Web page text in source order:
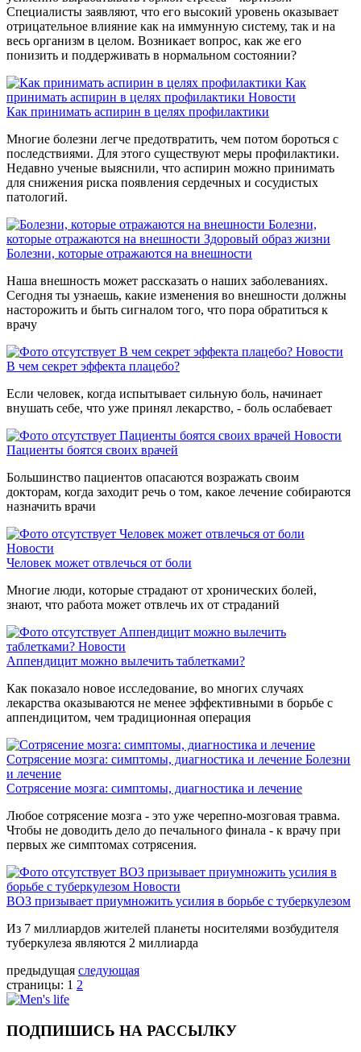
Специалисты заявляют, что его высокий уровень оказывает
отрицательное влияние как на иммунную систему, так и на
весь организм в целом. Возникает вопрос, как же его
понизить и поддерживать в нормальном состоянии?
Как
принимать аспирин в целях профилактики Новости
Как принимать аспирин в целях профилактики
Многие болезни легче предотвратить, чем потом бороться с
последствиями. Для этого существуют меры профилактики.
Недавно ученые выяснили, что аспирин можно принимать
для снижения риска появления сердечных и сосудистых
патологий.
Болезни,
которые отражаются на внешности Здоровый образ жизни
Болезни, которые отражаются на внешности
Наша внешность может рассказать о наших заболеваниях.
Сегодня ты узнаешь, какие изменения во внешности должны
насторожить и быть сигналом того, что пора обратиться к
врачу
В чем секрет эффекта плацебо? Новости
В чем секрет эффекта плацебо?
Если человек, когда испытывает сильную боль, начинает
внушать себе, что уже принял лекарство, - боль ослабевает
Пациенты боятся своих врачей Новости
Пациенты боятся своих врачей
Большинство пациентов опасаются возражать своим
докторам, когда заходит речь о том, какое лечение собираются
назначить врачи
Человек может отвлечься от боли
Новости
Человек может отвлечься от боли
Многие люди, которые страдают от хронических болей,
знают, что работа может отвлечь их от страданий
Аппендицит можно вылечить
таблетками? Новости
Аппендицит можно вылечить таблетками?
Как показало новое исследование, во многих случаях
лекарства оказываются не менее эффективными в борьбе с
аппендицитом, чем традиционная операция
Сотрясение мозга: симптомы, диагностика и лечение Болезни
и лечение
Сотрясение мозга: симптомы, диагностика и лечение
Любое сотрясение мозга - это уже черепно-мозговая травма.
Чтобы не доводить дело до печального финала - к врачу при
первых же симптомах сотрясения.
ВОЗ призывает приумножить усилия в
борьбе с туберкулезом Новости
ВОЗ призывает приумножить усилия в борьбе с туберкулезом
Из 7 миллиардов жителей планеты носителями возбудителя
туберкулеза являются 2 миллиарда
предыдущая следующая
страницы: 1 2
ПОДПИШИСЬ НА РАССЫЛКУ